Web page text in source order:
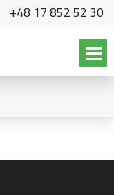
+48 17 852 52 30